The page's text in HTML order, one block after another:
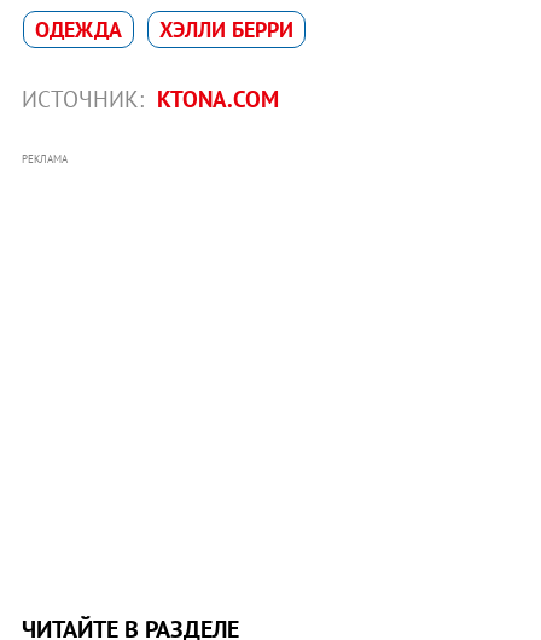
ОДЕЖДА ХЭЛЛИ БЕРРИ
ИСТОЧНИК: KTONA.COM
РЕКЛАМА
ЧИТАЙТЕ В РАЗДЕЛЕ